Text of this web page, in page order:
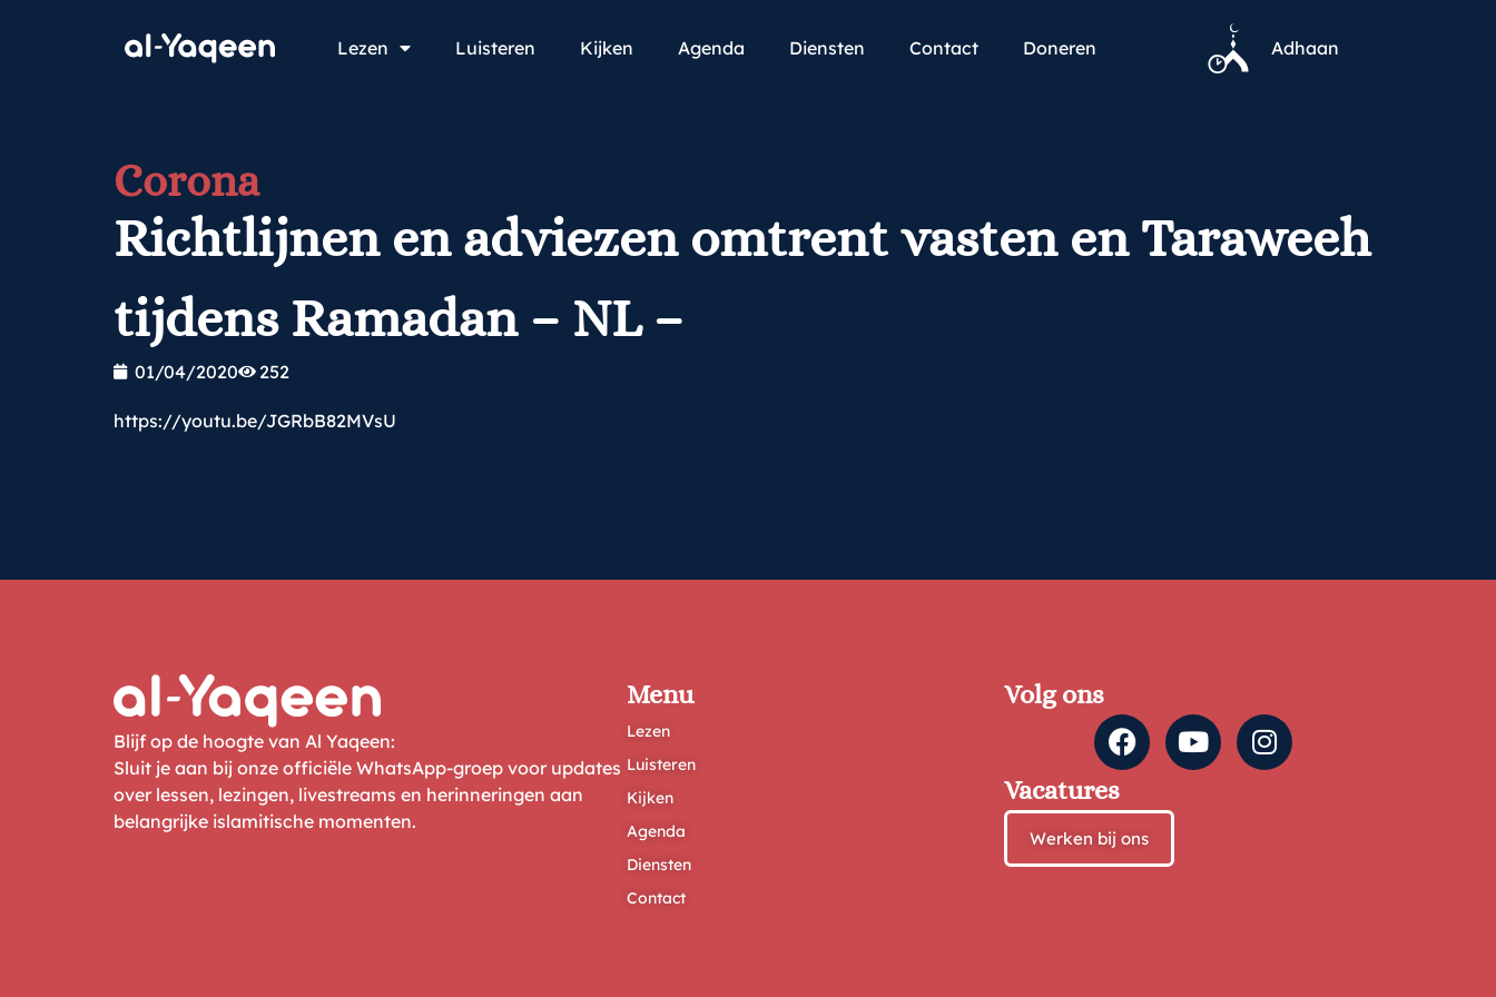
Lezen Luisteren Kijken Agenda Diensten Contact Doneren Adhaan
Corona
Richtlijnen en adviezen omtrent vasten en Taraweeh
tijdens Ramadan – NL –
01/04/2020 252
https://youtu.be/JGRbB82MVsU
Blijf op de hoogte van Al Yaqeen:
Sluit je aan bij onze officiële WhatsApp-groep voor updates
over lessen, lezingen, livestreams en herinneringen aan
belangrijke islamitische momenten.
Menu
Lezen
Luisteren
Kijken
Agenda
Diensten
Contact
Volg ons
Vacatures
Werken bij ons